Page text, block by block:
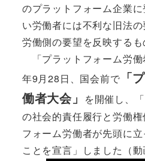
のプラットフォーム企業
い労働者には不利な旧法の
労働側の要望を反映するも
「プラットフォーム労
年9月28日、国会前で 「
働者大会」
を開催し、
の社会的責任履行と労働
フォーム労働者が先頭に
ことを宣言」しました（動